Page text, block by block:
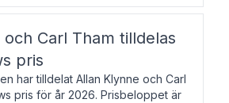
Carl Tham tilldelas
pris
har tilldelat Allan Klynne och Carl
pris för år 2026. Prisbeloppet är